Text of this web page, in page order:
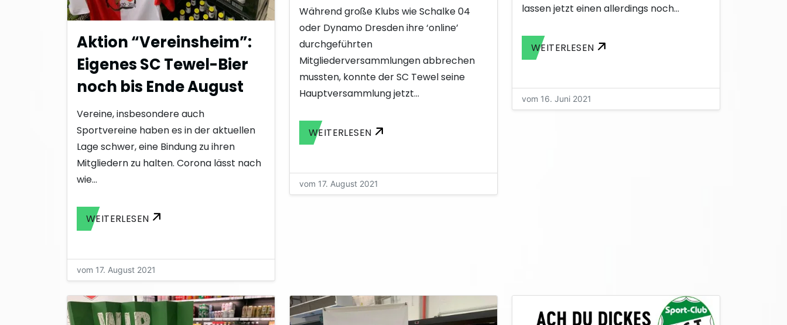
Aktion “Vereinsheim”:
Eigenes SC Tewel-Bier
noch bis Ende August
Vereine, insbesondere auch
Sportvereine haben es in der aktuellen
Lage schwer, eine Bindung zu ihren
Mitgliedern zu halten. Corona lässt nach
wie…
WEITERLESEN
vom 17. August 2021
Während große Klubs wie Schalke 04
oder Dynamo Dresden ihre ‘online’
durchgeführten
Mitgliederversammlungen abbrechen
mussten, konnte der SC Tewel seine
Hauptversammlung jetzt…
WEITERLESEN
vom 17. August 2021
lassen jetzt einen allerdings noch…
WEITERLESEN
vom 16. Juni 2021